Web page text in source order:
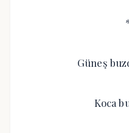
Güneş
Koca